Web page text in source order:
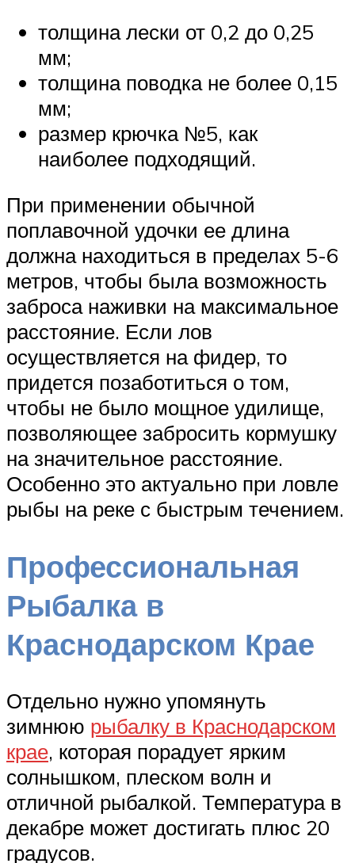
толщина лески от 0,2 до 0,25
мм;
толщина поводка не более 0,15
мм;
размер крючка №5, как
наиболее подходящий.
При применении обычной
поплавочной удочки ее длина
должна находиться в пределах 5-6
метров, чтобы была возможность
заброса наживки на максимальное
расстояние. Если лов
осуществляется на фидер, то
придется позаботиться о том,
чтобы не было мощное удилище,
позволяющее забросить кормушку
на значительное расстояние.
Особенно это актуально при ловле
рыбы на реке с быстрым течением.
Профессиональная
Рыбалка в
Краснодарском Крае
Отдельно нужно упомянуть
зимнюю рыбалку в Краснодарском
крае, которая порадует ярким
солнышком, плеском волн и
отличной рыбалкой. Температура в
декабре может достигать плюс 20
градусов.